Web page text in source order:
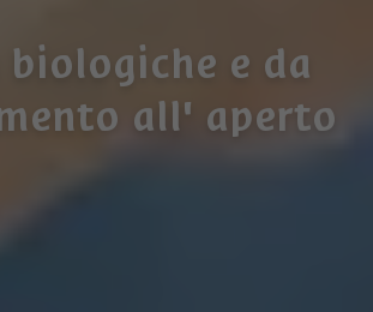
biologiche e da
all' aperto